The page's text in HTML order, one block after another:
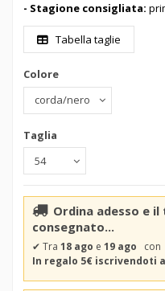
- Stagione consigliata:
Tabella taglie
Colore
Taglia
Ordina adesso e
consegnato...
✔ Tra 18 ago e 19 ago con
In regalo 5€ iscrivendoti